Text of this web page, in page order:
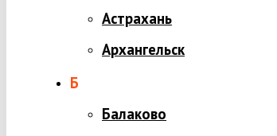
Астрахань
Архангельск
Б
Балаково